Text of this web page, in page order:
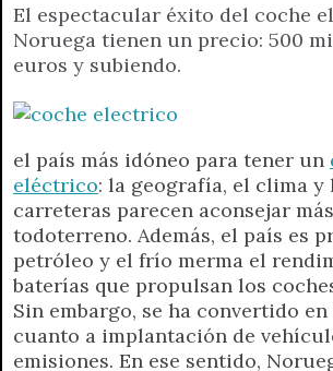
a
t
s
p
l
e
g
a
i
t
t
r
c
e
b
o
k
s
s
r
p
y
a
i
i
n
e
l
y
El espectacular éxito del coche
Noruega tienen un precio: 500
euros y subiendo.
el país más idóneo para tener un
eléctrico: la geografía, el clima y
carreteras parecen aconsejar
todoterreno. Además, el país es
petróleo y el frío merma el
baterías que propulsan los
Sin embargo, se ha convertido
cuanto a implantación de
emisiones. En ese sentido,